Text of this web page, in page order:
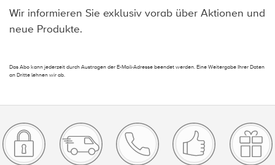
Wir informieren Sie exklusiv vorab über Aktionen und
neue Produkte.
Das Abo kann jederzeit durch Austragen der E-Mail-Adresse beendet werden. Eine Weitergabe Ihrer Daten
an Dritte lehnen wir ab.